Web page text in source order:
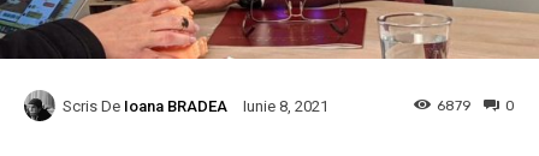
Scris De Ioana BRADEA Iunie 8, 2021 0
6879